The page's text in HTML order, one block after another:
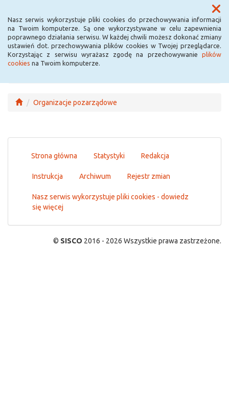
Nasz serwis wykorzystuje pliki cookies do przechowywania informacji
na Twoim komputerze. Są one wykorzystywane w celu zapewnienia
poprawnego działania serwisu. W każdej chwili możesz dokonać zmiany
ustawień dot. przechowywania plików cookies w Twojej przeglądarce.
Korzystając z serwisu wyrażasz zgodę na przechowywanie plików
cookies na Twoim komputerze.
Menu
Organizacje pozarządowe
Strona główna Statystyki Redakcja
Instrukcja Archiwum Rejestr zmian
Nasz serwis wykorzystuje pliki cookies - dowiedz
się więcej
© SISCO 2016 - 2026 Wszystkie prawa zastrzeżone.